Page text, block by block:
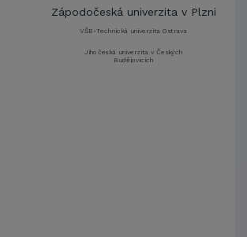
Zápodočeská univerzita v Plzni
VŠB-Technická univerzita Ostrava
Jihočeská univerzita v Českých
Budějovicích